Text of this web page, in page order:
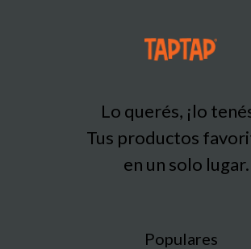
Lo querés, ¡lo
Tus productos
en un solo lugar.
Populares